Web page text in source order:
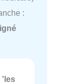
:
'les